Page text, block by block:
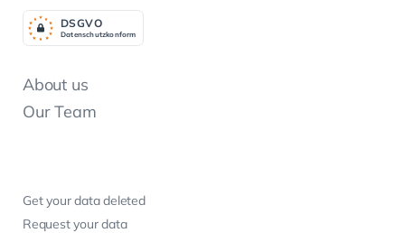
About us
Our Team
Get your data deleted
Request your data
Datenschutzkonform
DSGVO